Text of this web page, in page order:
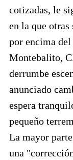
cotizadas, le
en la que otras
por encima
Montebalito,
derrumbe
anunciado
espera
pequeño
La mayor
una